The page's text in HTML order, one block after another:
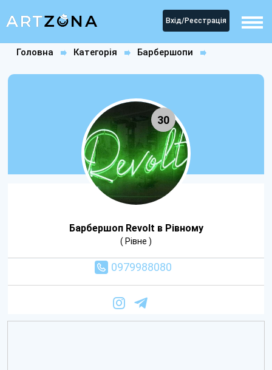
Вхід/Реєстрація
Головна Категорія
Барбершопи
30
Барбершоп Revolt в Рівному
( Рівне )
0979988080